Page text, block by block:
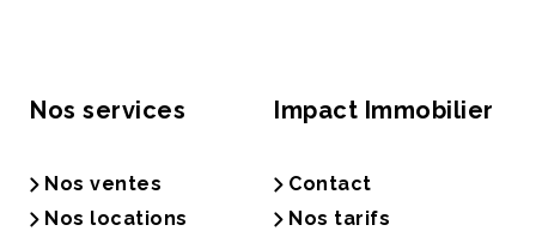
Nos services
Nos ventes
Nos locations
Impact Immobilier
Contact
Nos tarifs